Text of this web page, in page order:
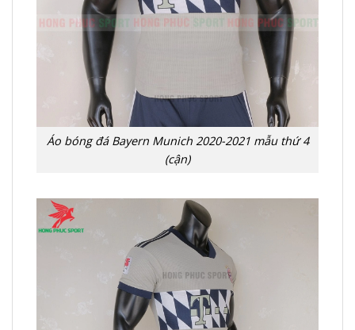
Áo bóng đá Bayern Munich 2020-2021 mẫu thứ 4
(cận)